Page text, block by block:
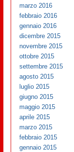
marzo 2016
febbraio 2016
gennaio 2016
dicembre 2015
novembre 2015
ottobre 2015
settembre 2015
agosto 2015
luglio 2015
giugno 2015
maggio 2015
aprile 2015
marzo 2015
febbraio 2015
gennaio 2015